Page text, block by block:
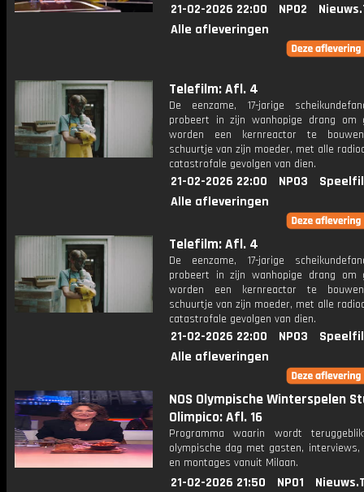
21-02-2026 22:00 NPO2
Alle afleveringen
Telefilm: Afl. 4
De eenzame, 17-jarige
probeert in zijn wanhopige drang om
worden een kernreactor te
schuurtje van zijn moeder, met alle
catastrofale gevolgen van dien.
21-02-2026 22:00 NPO3
Alle afleveringen
Telefilm: Afl. 4
De eenzame, 17-jarige
probeert in zijn wanhopige drang om
worden een kernreactor te
schuurtje van zijn moeder, met alle
catastrofale gevolgen van dien.
21-02-2026 22:00 NPO3
Alle afleveringen
NOS Olympische Winterspelen
Olimpico: Afl. 16
Programma waarin wordt
olympische dag met gasten,
en montages vanuit Milaan.
21-02-2026 21:50 NPO1